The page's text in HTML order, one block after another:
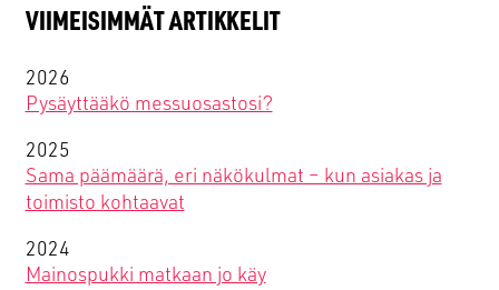
Y-tunnus 0741439-6
Facebook
Instagram
TikTok
LinkedIn
YouTube
VIIMEISIMMÄT ARTIKKELIT
2026
Pysäyttääkö messuosastosi?
2025
Sama päämäärä, eri näkökulmat – kun asiakas ja
toimisto kohtaavat
2024
Mainospukki matkaan jo käy